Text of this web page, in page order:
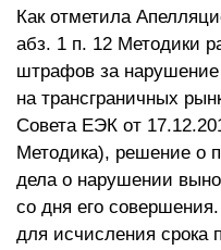
Как отметила
абз. 1 п. 12 Методики
штрафов за
на трансграничных
Совета ЕЭК от
Методика), решение о
дела о нарушении
со дня его
для исчисления срока